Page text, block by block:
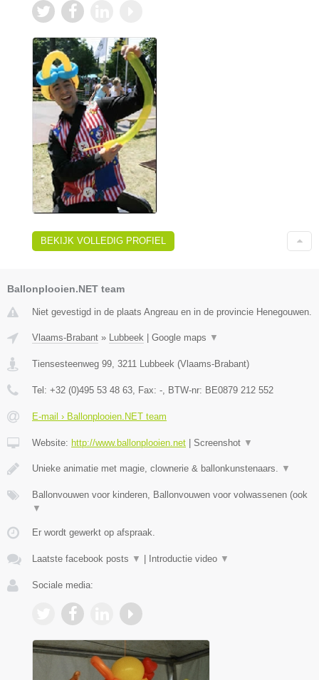
BEKIJK VOLLEDIG PROFIEL
Ballonplooien.NET team
Niet gevestigd in de plaats Angreau en in de provincie Henegouwen.
Vlaams-Brabant » Lubbeek Google maps ▼
Tiensesteenweg 99, 3211 Lubbeek (Vlaams-Brabant)
Tel: +32 (0)495 53 48 63, Fax: -, BTW-nr: BE0879 212 552
E-mail › Ballonplooien.NET team
Website: http://www.ballonplooien.net Screenshot ▼
Unieke animatie met magie, clownerie & ballonkunstenaars. ▼
Ballonvouwen voor kinderen, Ballonvouwen voor volwassenen (ook
▼
Er wordt gewerkt op afspraak.
Laatste facebook posts ▼ Introductie video ▼
Sociale media: